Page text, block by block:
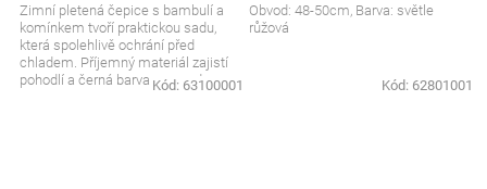
Zimní pletená čepice s bambulí a
komínkem tvoří praktickou sadu,
která spolehlivě ochrání před
chladem. Příjemný materiál zajistí
pohodlí a černá barva se snadno
Kód: 63100001
Obvod: 48-50cm, Barva: světle
růžová
Kód: 62801001